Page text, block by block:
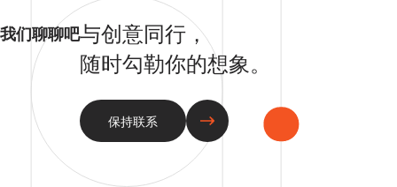
我们聊聊吧与创意同行，
随时勾勒你的想象。
保持联系